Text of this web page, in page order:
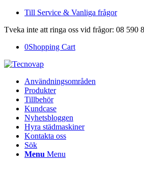
Till Service & Vanliga frågor
Tveka inte att ringa oss vid frågor: 08 590
0Shopping Cart
Användningsområden
Produkter
Tillbehör
Kundcase
Nyhetsbloggen
Hyra städmaskiner
Kontakta oss
Sök
Menu Menu